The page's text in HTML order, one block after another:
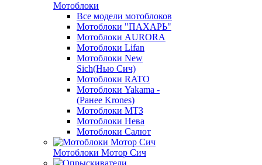
Мотоблоки
Все модели мотоблоков
Мотоблоки "ПАХАРЬ"
Мотоблоки AURORA
Мотоблоки Lifan
Мотоблоки New
Sich(Нью Сич)
Мотоблоки RATO
Мотоблоки Yakama -
(Ранее Krones)
Мотоблоки МТЗ
Мотоблоки Нева
Мотоблоки Салют
Мотоблоки Мотор Сич